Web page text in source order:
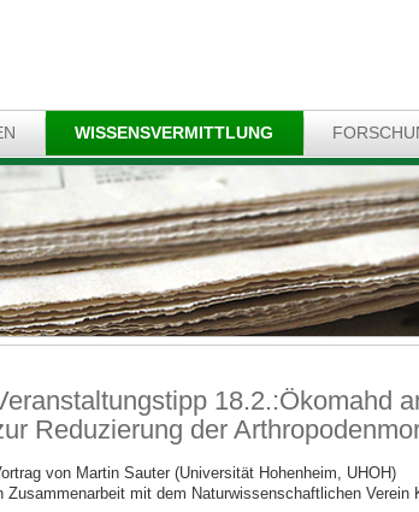
WISSENSVERMITTLUNG
18.2.:Ökomahd
Reduzierung der
von Martin Sauter (Universität Hohenheim, UHOH)
Zusammenarbeit mit dem Naturwissenschaftlichen Verein